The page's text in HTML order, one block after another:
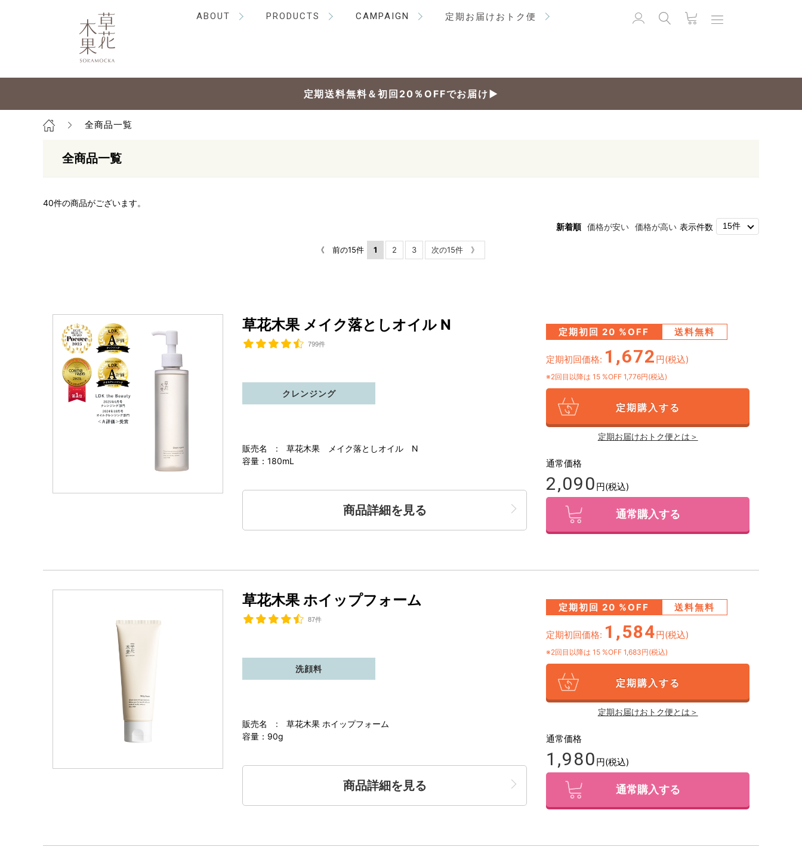
ABOUT PRODUCTS CAMPAIGN 定期お届けおトク便
定期送料無料＆初回20％OFFでお届け▶
全商品一覧
全商品一覧
40件の商品がございます。
新着順 価格が安い 価格が高い 表示件数
《 前の15件 1 2 3 次の15件 》
草花木果 メイク落としオイル N
799件
販売名 : 草花木果 メイク落としオイル N
容量：180mL
クレンジング
商品詳細を見る
定期初回 20 %OFF 送料無料
定期初回価格: 1,672 円(税込)
※2回目以降は 15 %OFF 1,776円(税込)
定期購入する
定期お届けおトク便とは＞
通常価格
2,090 円(税込)
通常購入する
草花木果 ホイップフォーム
87件
販売名 : 草花木果 ホイップフォーム
容量：90g
洗顔料
商品詳細を見る
定期初回 20 %OFF 送料無料
定期初回価格: 1,584円(税込)
※2回目以降は 15 %OFF 1,683円(税込)
定期購入する
定期お届けおトク便とは＞
通常価格
1,980 円(税込)
通常購入する